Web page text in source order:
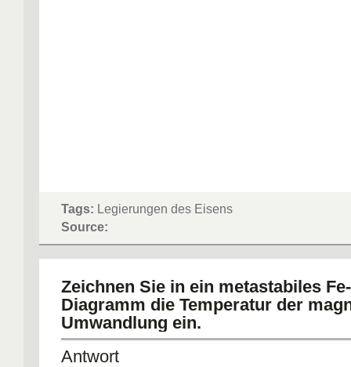
Tags: Legierungen des Eisens
Source:
Zeichnen Sie in ein metastabiles
Diagramm die Temperatur der
Umwandlung ein.
Antwort